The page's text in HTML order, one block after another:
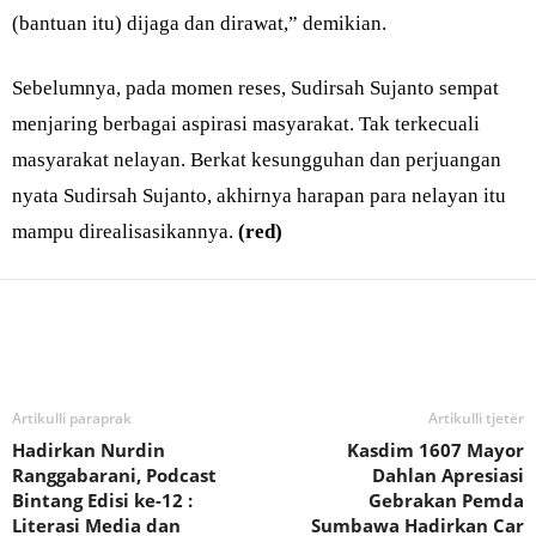
(bantuan itu) dijaga dan dirawat,” demikian.
Sebelumnya, pada momen reses, Sudirsah Sujanto sempat
menjaring berbagai aspirasi masyarakat. Tak terkecuali
masyarakat nelayan. Berkat kesungguhan dan perjuangan
nyata Sudirsah Sujanto, akhirnya harapan para nelayan itu
mampu direalisasikannya. (red)
Artikulli paraprak
Hadirkan Nurdin
Ranggabarani, Podcast
Bintang Edisi ke-12 :
Literasi Media dan
Artikulli tjetër
Kasdim 1607 Mayor
Dahlan Apresiasi
Gebrakan Pemda
Sumbawa Hadirkan Car